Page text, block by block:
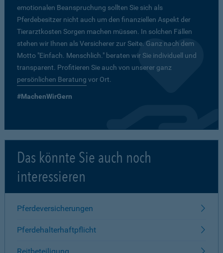
emotionalen Beanspruchung sollten Sie sich als
Pferdebesitzer nicht auch um den finanziellen Aspekt der
Tierarztkosten Sorgen machen müssen. In solchen Fällen
stehen wir Ihnen als Versicherer zur Seite. Ganz nach dem
Motto "Einfach. Menschlich." beraten wir Sie individuell und
transparent. Profitieren Sie auch von unserer ganz
persönlichen Beratung vor Ort.
#MachenWirGern
Das könnte Sie auch noch
interessieren
Pferdeversicherungen
Pferdehalterhaftpflicht